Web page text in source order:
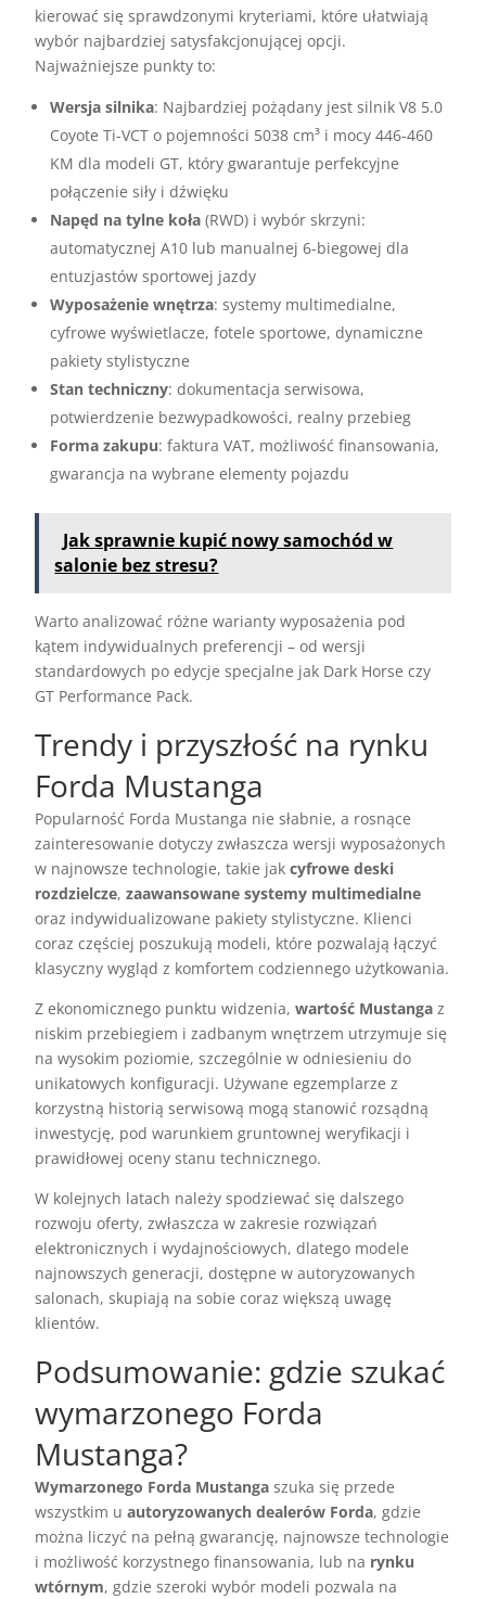
kierować się sprawdzonymi kryteriami, które ułatwiają
wybór najbardziej satysfakcjonującej opcji.
Najważniejsze punkty to:
Wersja silnika: Najbardziej pożądany jest silnik V8 5.0
Coyote Ti-VCT o pojemności 5038 cm³ i mocy 446-460
KM dla modeli GT, który gwarantuje perfekcyjne
połączenie siły i dźwięku
Napęd na tylne koła (RWD) i wybór skrzyni:
automatycznej A10 lub manualnej 6-biegowej dla
entuzjastów sportowej jazdy
Wyposażenie wnętrza: systemy multimedialne,
cyfrowe wyświetlacze, fotele sportowe, dynamiczne
pakiety stylistyczne
Stan techniczny: dokumentacja serwisowa,
potwierdzenie bezwypadkowości, realny przebieg
Forma zakupu: faktura VAT, możliwość finansowania,
gwarancja na wybrane elementy pojazdu
Jak sprawnie kupić nowy samochód w
salonie bez stresu?
Warto analizować różne warianty wyposażenia pod
kątem indywidualnych preferencji – od wersji
standardowych po edycje specjalne jak Dark Horse czy
GT Performance Pack.
Trendy i przyszłość na rynku
Forda Mustanga
Popularność Forda Mustanga nie słabnie, a rosnące
zainteresowanie dotyczy zwłaszcza wersji wyposażonych
w najnowsze technologie, takie jakcyfrowe deski
rozdzielcze,zaawansowane systemy multimedialne
oraz indywidualizowane pakiety stylistyczne. Klienci
coraz częściej poszukują modeli, które pozwalają łączyć
klasyczny wygląd z komfortem codziennego użytkowania.
Z ekonomicznego punktu widzenia,wartość Mustanga z
niskim przebiegiem i zadbanym wnętrzem utrzymuje się
na wysokim poziomie, szczególnie w odniesieniu do
unikatowych konfiguracji. Używane egzemplarze z
korzystną historią serwisową mogą stanowić rozsądną
inwestycję, pod warunkiem gruntownej weryfikacji i
prawidłowej oceny stanu technicznego.
W kolejnych latach należy spodziewać się dalszego
rozwoju oferty, zwłaszcza w zakresie rozwiązań
elektronicznych i wydajnościowych, dlatego modele
najnowszych generacji, dostępne w autoryzowanych
salonach, skupiają na sobie coraz większą uwagę
klientów.
Podsumowanie: gdzie szukać
wymarzonego Forda
Mustanga?
Wymarzonego Forda Mustanga szuka się przede
wszystkim uautoryzowanych dealerów Forda, gdzie
można liczyć na pełną gwarancję, najnowsze technologie
i możliwość korzystnego finansowania, lub na rynku
wtórnym, gdzie szeroki wybór modeli pozwala na